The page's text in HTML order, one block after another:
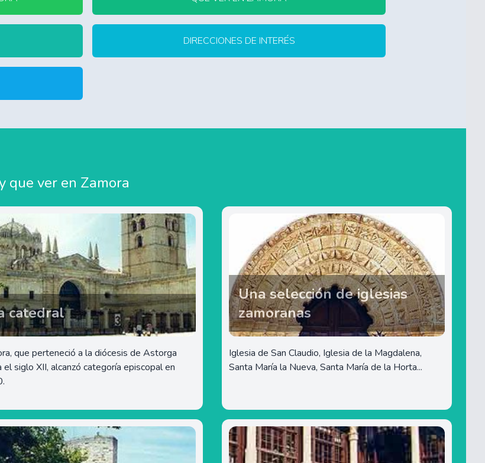
DIRECCIONES DE INTERÉS
que ver en Zamora
catedral
que perteneció a la diócesis de Astorga
el siglo XII, alcanzó categoría episcopal en
Una selección de iglesias
zamoranas
Iglesia de San Claudio, Iglesia de la Magdalena,
Santa María la Nueva, Santa María de la Horta...